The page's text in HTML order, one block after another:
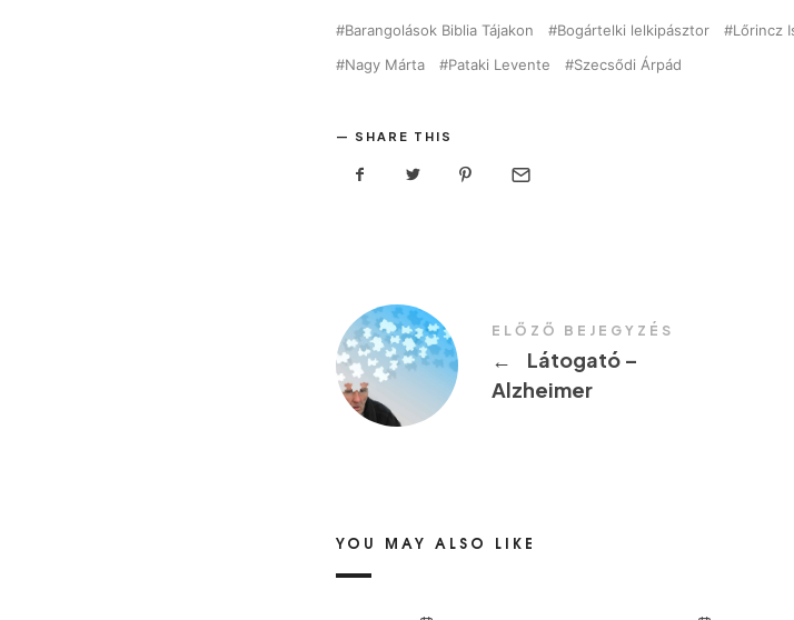
Barangolások Biblia Tájakon Bogártelki lelkipásztor Lőrincz
Nagy Márta
Pataki Levente Szecsődi Árpád
SHARE THIS
ELŐZŐ BEJEGYZÉS
←
Látogató –
Alzheimer
YOU MAY ALSO LIKE